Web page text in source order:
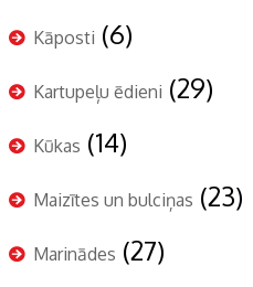
Kāposti (6)
Kartupeļu ēdieni (29)
Kūkas (14)
Maizītes un bulciņas (23)
Marinādes (27)